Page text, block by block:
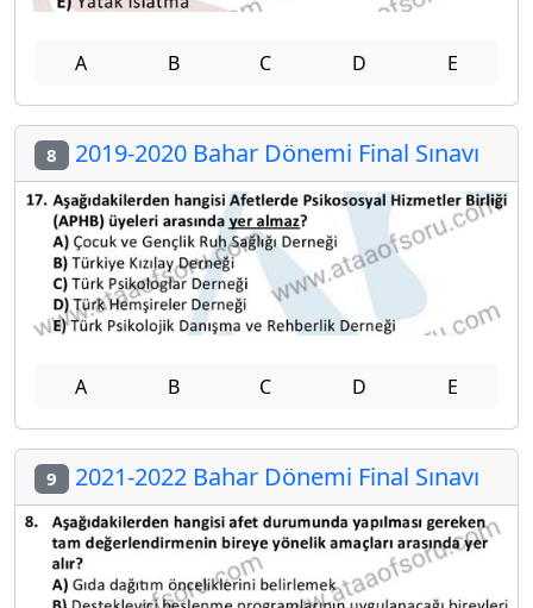
A B C D E
8 2019-2020 Bahar Dönemi Final Sınavı
A B C D E
9 2021-2022 Bahar Dönemi Final Sınavı